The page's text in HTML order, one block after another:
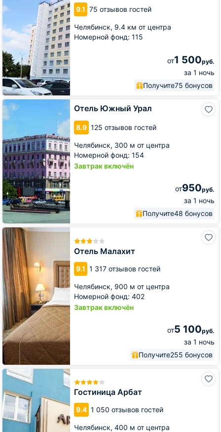
9.1 75 отзывов гостей
Челябинск, 9.4 км от центра
Номерной фонд: 115
от1 500руб.
за 1 ночь
Получите75 бонусов
Отель Южный Урал
8.9 125 отзывов гостей
Челябинск, 300 м от центра
Номерной фонд: 154
Завтрак включён
от950руб.
за 1 ночь
Получите48 бонусов
Отель
Южный
Урал
Отель Малахит
9.1 1 317 отзывов гостей
Челябинск, 900 м от центра
Номерной фонд: 402
Завтрак включён
от5 100руб.
за 1 ночь
Получите255 бонусов
Отель
Малахит
Гостиница Арбат
9.4 1 050 отзывов гостей
Челябинск, 400 м от центра
Гостиница
Арбат